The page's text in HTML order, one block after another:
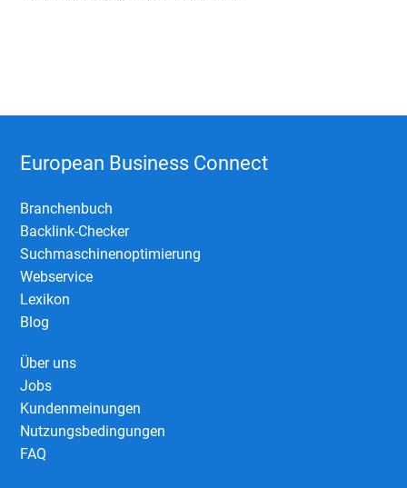
European Business Connect
Branchenbuch
Backlink-Checker
Suchmaschinenoptimierung
Webservice
Lexikon
Blog
Über uns
Jobs
Kundenmeinungen
Nutzungsbedingungen
FAQ